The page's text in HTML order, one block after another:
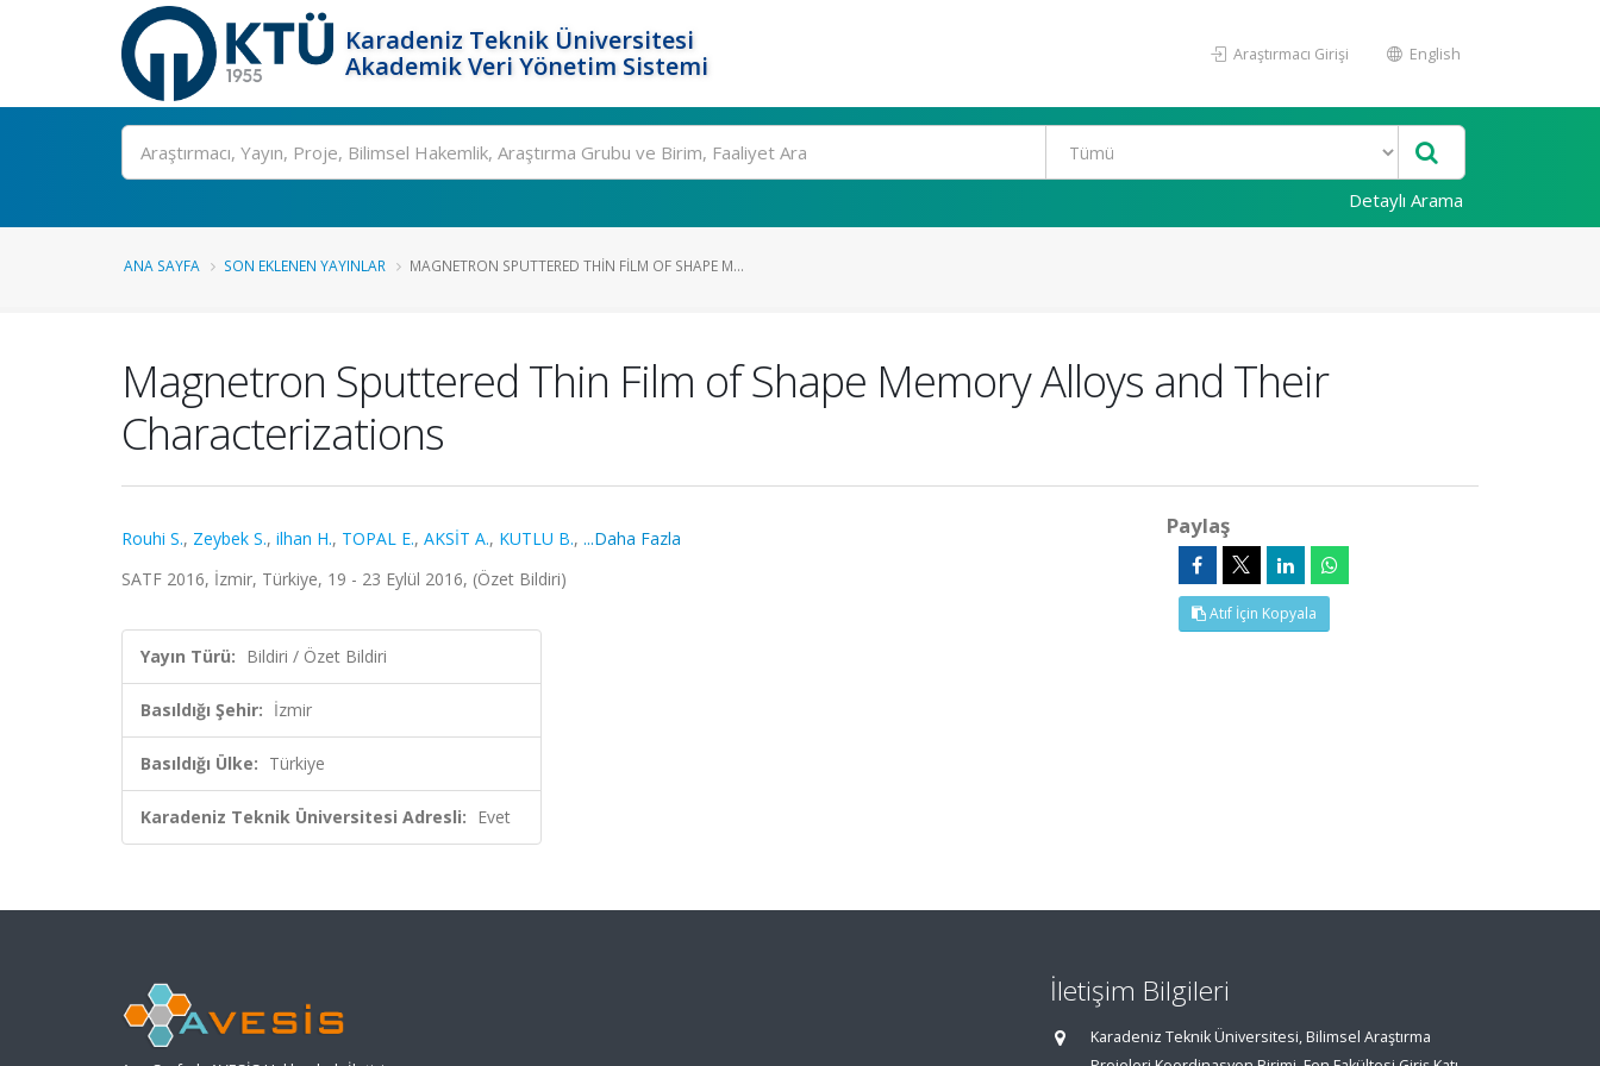
Karadeniz Teknik Üniversitesi
Akademik Veri Yönetim Sistemi
Araştırmacı Girişi English
Ara
Detaylı Arama
ANA SAYFA SON EKLENEN YAYINLAR MAGNETRON SPUTTERED THIN FILM OF SHAPE M...
Magnetron Sputtered Thin Film of Shape Memory Alloys and Their
Characterizations
Rouhi S., Zeybek S., ilhan H., TOPAL E., AKSİT A., KUTLU B., ...Daha Fazla
SATF 2016, İzmir, Türkiye, 19 - 23 Eylül 2016, (Özet Bildiri)
Yayın Türü: Bildiri / Özet Bildiri
Basıldığı Şehir: İzmir
Basıldığı Ülke: Türkiye
Karadeniz Teknik Üniversitesi Adresli: Evet
Paylaş
Atıf İçin Kopyala
İletişim Bilgileri
Karadeniz Teknik Üniversitesi, Bilimsel Araştırma